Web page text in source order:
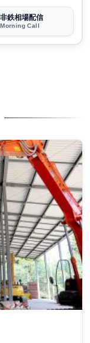
非鉄相場配信
Morning Call